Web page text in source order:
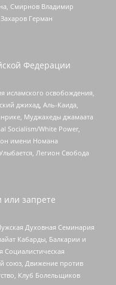
Смирнов Владимир
Герман
Федерации
исламского освобождения,
джихад, Аль-Каида,
Муджахеды джамаата
Socialism/White Power,
имени Номана
Легион Свобода
запрете
Духовная Семинария
Кабарды, Балкарии и
союз, Движение против
Клуб Болельщиков